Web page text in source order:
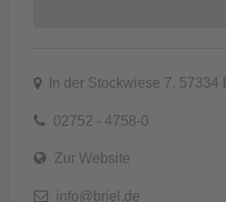
In der Stockwiese 7, 57334
02752 - 4758-0
Zur Website
info@briel.de